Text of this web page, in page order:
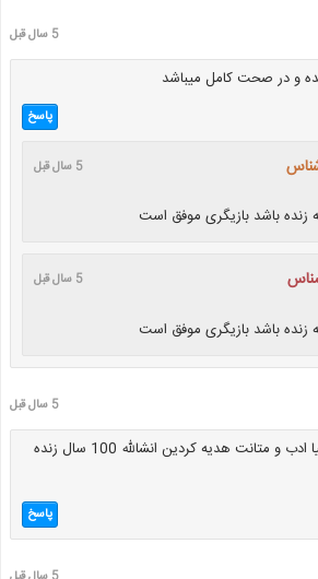
5 سال قبل
و در صحت کامل میباشد
پاسخ
5 سال قبل
زنده باشد بازیگری موفق است
5 سال قبل
زنده باشد بازیگری موفق است
5 سال قبل
شما به همه ی دنیا ادب و متانت هدیه کردین انشالله 100 سال زنده
پاسخ